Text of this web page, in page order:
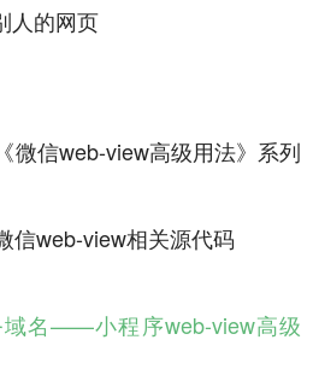
人的网页
微信web-view高级用法》系列
信web-view相关源代码
域名——小程序web-view高级